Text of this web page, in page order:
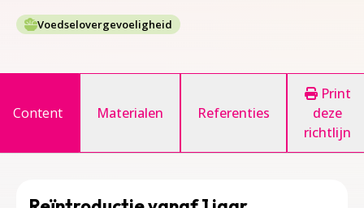
Voedselovergevoeligheid
Content Materialen Referenties
Print
deze
richtlijn